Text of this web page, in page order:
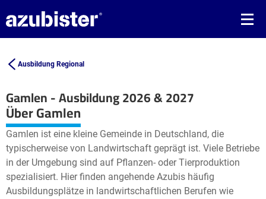
Ausbildung Regional
Gamlen - Ausbildung 2026 & 2027
+
−
Leaflet| ©OpenStreetMap2
Über Gamlen
Gamlen ist eine kleine Gemeinde in Deutschland, die
typischerweise von Landwirtschaft geprägt ist. Viele Betriebe
in der Umgebung sind auf Pflanzen- oder Tierproduktion
spezialisiert. Hier finden angehende Azubis häufig
Ausbildungsplätze in landwirtschaftlichen Berufen wie